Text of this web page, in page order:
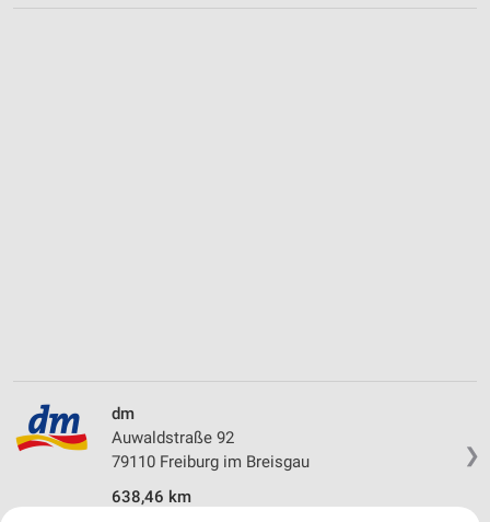
❯
dm
Auwaldstraße 92
79110 Freiburg im Breisgau
638,46 km